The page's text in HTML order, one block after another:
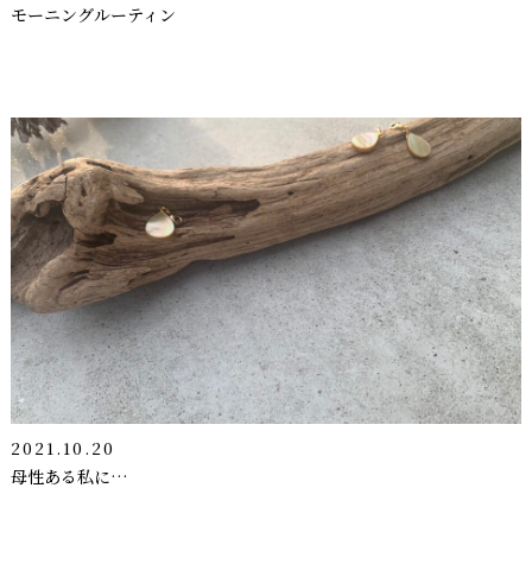
モーニングルーティン
2021.10.20
母性ある私に…